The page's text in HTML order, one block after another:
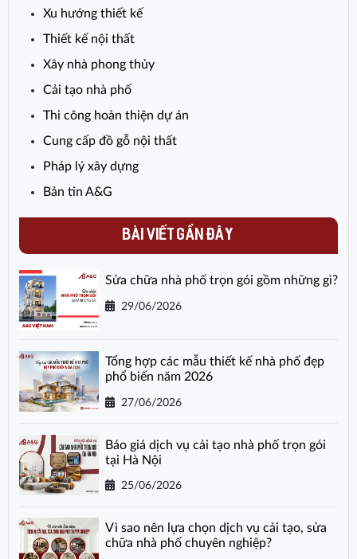
Xu hướng thiết kế
Thiết kế nội thất
Xây nhà phong thủy
Cải tạo nhà phố
Thi công hoàn thiện dự án
Cung cấp đồ gỗ nội thất
Pháp lý xây dựng
Bản tin A&G
BÀI VIẾT GẦN ĐÂY
Sửa chữa nhà phố trọn gói gồm những gì?
29/06/2026
Tổng hợp các mẫu thiết kế nhà phố đẹp
phổ biến năm 2026
27/06/2026
Báo giá dịch vụ cải tạo nhà phố trọn gói
tại Hà Nội
25/06/2026
Vì sao nên lựa chọn dịch vụ cải tạo, sửa
chữa nhà phố chuyên nghiệp?